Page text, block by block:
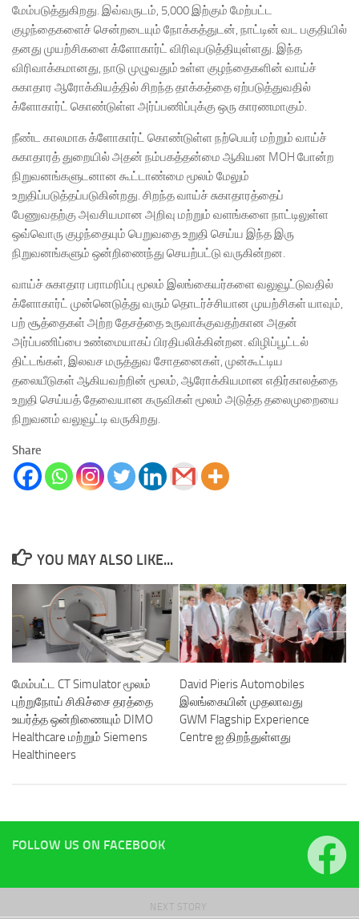
மேம்படுத்துகிறது. இவ்வருடம், 5,000 இற்கும் மேற்பட்ட
குழந்தைகளைச் சென்றடையும் நோக்கத்துடன், நாட்டின் வட பகுதியில்
தனது முயற்சிகளை க்ளோகார்ட் விரிவுபடுத்தியுள்ளது. இந்த
விரிவாக்கமானது, நாடு முழுவதும் உள்ள குழந்தைகளின் வாய்ச்
சுகாதார ஆரோக்கியத்தில் சிறந்த தாக்கத்தை ஏற்படுத்துவதில்
க்ளோகார்ட் கொண்டுள்ள அர்ப்பணிப்புக்கு ஒரு காரணமாகும்.
நீண்ட காலமாக க்ளோகார்ட் கொண்டுள்ள நற்பெயர் மற்றும் வாய்ச்
சுகாதாரத் துறையில் அதன் நம்பகத்தன்மை ஆகியன MOH போன்ற
நிறுவனங்களுடனான கூட்டாண்மை மூலம் மேலும்
உறுதிப்படுத்தப்படுகின்றது. சிறந்த வாய்ச் சுகாதாரத்தைப்
பேணுவதற்கு அவசியமான அறிவு மற்றும் வளங்களை நாட்டிலுள்ள
ஒவ்வொரு குழந்தையும் பெறுவதை உறுதி செய்ய இந்த இரு
நிறுவனங்களும் ஒன்றிணைந்து செயற்பட்டு வருகின்றன.
வாய்ச் சுகாதார பராமரிப்பு மூலம் இலங்கையர்களை வலுவூட்டுவதில்
க்ளோகார்ட் முன்னெடுத்து வரும் தொடர்ச்சியான முயற்சிகள் யாவும்,
பற் சூத்தைகள் அற்ற தேசத்தை உருவாக்குவதற்கான அதன்
அர்ப்பணிப்பை உண்மையாகப் பிரதிபலிக்கின்றன. விழிப்பூட்டல்
திட்டங்கள், இலவச மருத்துவ சோதனைகள், முன்கூட்டிய
தலையீடுகள் ஆகியவற்றின் மூலம், ஆரோக்கியமான எதிர்காலத்தை
உறுதி செய்யத் தேவையான கருவிகள் மூலம் அடுத்த தலைமுறையை
நிறுவனம் வலுவூட்டி வருகிறது.
Share
YOU MAY ALSO LIKE...
மேம்பட்ட CT Simulator மூலம்
புற்றுநோய் சிகிச்சை தரத்தை
உயர்த்த ஒன்றிணையும் DIMO
Healthcare மற்றும் Siemens
Healthineers
David Pieris Automobiles
இலங்கையின் முதலாவது
GWM Flagship Experience
Centre ஐ திறந்துள்ளது
FOLLOW US ON FACEBOOK
NEXT STORY